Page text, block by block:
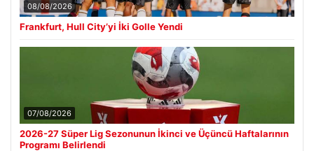
08/08/2026
Frankfurt, Hull City’yi İki Golle Yendi
07/08/2026
2026-27 Süper Lig Sezonunun İkinci ve Üçüncü Haftalarının
Programı Belirlendi